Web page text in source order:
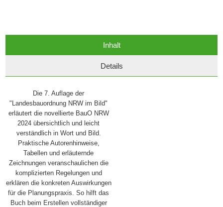
Inhalt
Details
Die 7. Auflage der
"Landesbauordnung NRW im Bild"
erläutert die novellierte BauO NRW
2024 übersichtlich und leicht
verständlich in Wort und Bild.
Praktische Autorenhinweise,
Tabellen und erläuternde
Zeichnungen veranschaulichen die
komplizierten Regelungen und
erklären die konkreten Auswirkungen
für die Planungspraxis. So hilft das
Buch beim Erstellen vollständiger